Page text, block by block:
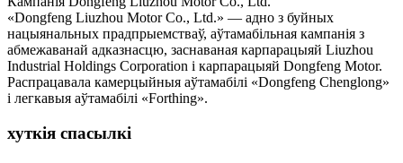
«Dongfeng Liuzhou Motor Co., Ltd.» — адно з буйных
нацыянальных прадпрыемстваў, аўтамабільная кампанія з
абмежаванай адказнасцю, заснаваная карпарацыяй Liuzhou
Industrial Holdings Corporation і карпарацыяй Dongfeng Motor.
Распрацавала камерцыйныя аўтамабілі «Dongfeng Chenglong»
і легкавыя аўтамабілі «Forthing».
хуткія спасылкі